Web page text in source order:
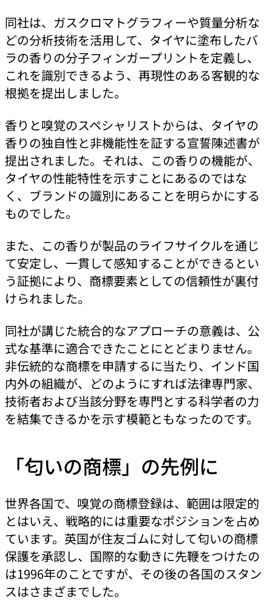
同社は、ガスクロマトグラフィーや質量分析な
どの分析技術を活用して、タイヤに塗布したバ
ラの香りの分子フィンガープリントを定義し、
これを識別できるよう、再現性のある客観的な
根拠を提出しました。
香りと嗅覚のスペシャリストからは、タイヤの
香りの独自性と非機能性を証する宣誓陳述書が
提出されました。それは、この香りの機能が、
タイヤの性能特性を示すことにあるのではな
く、ブランドの識別にあることを明らかにする
ものでした。
また、この香りが製品のライフサイクルを通じ
て安定し、一貫して感知することができるとい
う証拠により、商標要素としての信頼性が裏付
けられました。
同社が講じた統合的なアプローチの意義は、公
式な基準に適合できたことにとどまりません。
非伝統的な商標を申請するに当たり、インド国
内外の組織が、どのようにすれば法律専門家、
技術者および当該分野を専門とする科学者の力
を結集できるかを示す模範ともなったのです。
「匂いの商標」の先例に
世界各国で、嗅覚の商標登録は、範囲は限定的
とはいえ、戦略的には重要なポジションを占め
ています。英国が住友ゴムに対して匂いの商標
保護を承認し、国際的な動きに先鞭をつけたの
は1996年のことですが、その後の各国のスタン
スはさまざまでした。